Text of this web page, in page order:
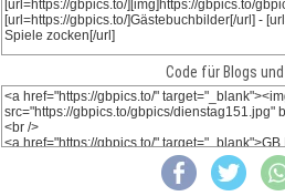
Code für Blogs und